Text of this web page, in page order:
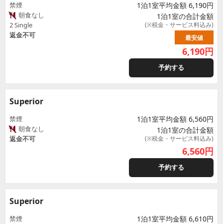
禁煙
朝食なし
2 Single
返金不可
1泊1室平均金額 6,190円
1泊1室の合計金額
(※税金・サービス料込み)
最安値
6,190円
予約する
Superior
禁煙
朝食なし
返金不可
1泊1室平均金額 6,560円
1泊1室の合計金額
(※税金・サービス料込み)
6,560円
予約する
Superior
禁煙
1泊1室平均金額 6,610円